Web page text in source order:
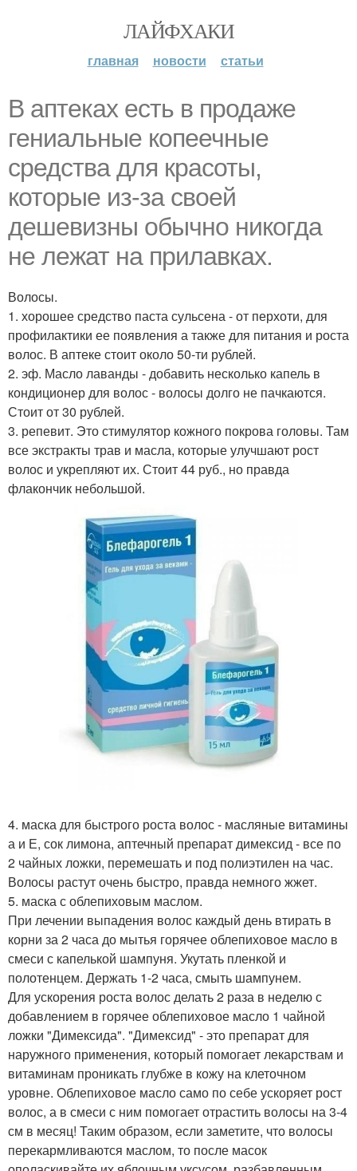
ЛАЙФХАКИ
главная новости статьи
В аптеках есть в продаже
гениальные копеечные
средства для красоты,
которые из-за своей
дешевизны обычно никогда
не лежат на прилавках.
Волосы.
1. хорошее средство паста сульсена - от перхоти, для
профилактики ее появления а также для питания и роста
волос. В аптеке стоит около 50-ти рублей.
2. эф. Масло лаванды - добавить несколько капель в
кондиционер для волос - волосы долго не пачкаются.
Стоит от 30 рублей.
3. репевит. Это стимулятор кожного покрова головы. Там
все экстракты трав и масла, которые улучшают рост
волос и укрепляют их. Стоит 44 руб., но правда
флакончик небольшой.
4. маска для быстрого роста волос - масляные витамины
а и Е, сок лимона, аптечный препарат димексид - все по
2 чайных ложки, перемешать и под полиэтилен на час.
Волосы растут очень быстро, правда немного жжет.
5. маска с облепиховым маслом.
При лечении выпадения волос каждый день втирать в
корни за 2 часа до мытья горячее облепиховое масло в
смеси с капелькой шампуня. Укутать пленкой и
полотенцем. Держать 1-2 часа, смыть шампунем.
Для ускорения роста волос делать 2 раза в неделю с
добавлением в горячее облепиховое масло 1 чайной
ложки "Димексида". "Димексид" - это препарат для
наружного применения, который помогает лекарствам и
витаминам проникать глубже в кожу на клеточном
уровне. Облепиховое масло само по себе ускоряет рост
волос, а в смеси с ним помогает отрастить волосы на 3-4
см в месяц! Таким образом, если заметите, что волосы
перекармливаются маслом, то после масок